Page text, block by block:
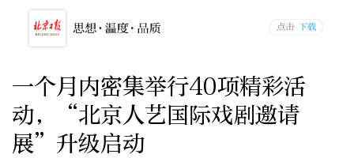
一个月内密集举行40项精彩活
动，“北京人艺国际戏剧邀请
展”升级启动